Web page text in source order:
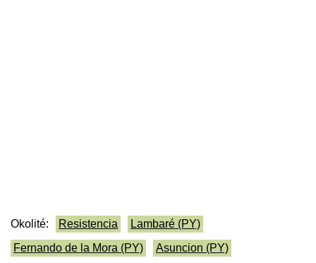
Okolité: Resistencia
Lambaré (PY)
Fernando de la Mora (PY)
Asuncion (PY)